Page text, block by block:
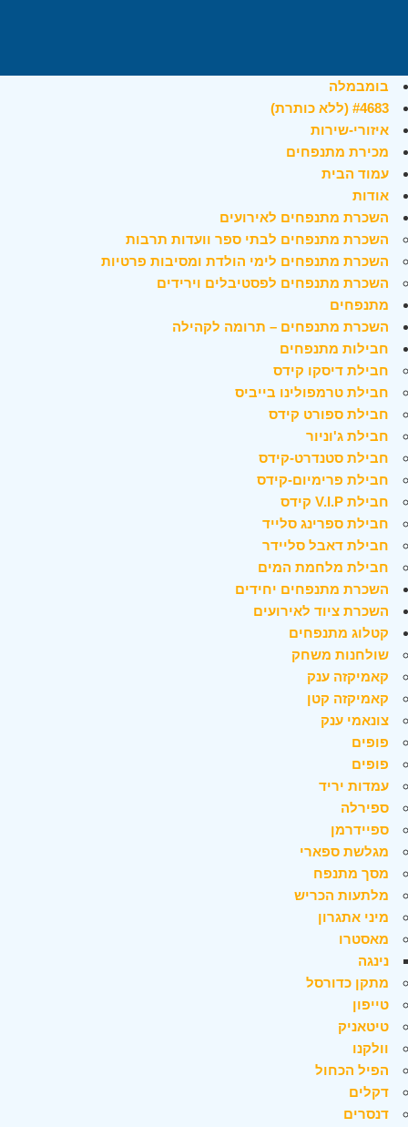
בומבמלה
#4683 (ללא כותרת)
איזורי-שירות
מכירת מתנפחים
עמוד הבית
אודות
השכרת מתנפחים לאירועים
השכרת מתנפחים לבתי ספר וועדות תרבות
השכרת מתנפחים לימי הולדת ומסיבות פרטיות
השכרת מתנפחים לפסטיבלים וירידים
מתנפחים
השכרת מתנפחים – תרומה לקהילה
חבילות מתנפחים
חבילת דיסקו קידס
חבילת טרמפולינו בייביס
חבילת ספורט קידס
חבילת ג'וניור
חבילת סטנדרט-קידס
חבילת פרימיום-קידס
חבילת V.I.P קידס
חבילת ספרינג סלייד
חבילת דאבל סליידר
חבילת מלחמת המים
השכרת מתנפחים יחידים
השכרת ציוד לאירועים
קטלוג מתנפחים
שולחנות משחק
קאמיקזה ענק
קאמיקזה קטן
צונאמי ענק
פופים
פופים
עמדות יריד
ספירלה
ספיידרמן
מגלשת ספארי
מסך מתנפח
מלתעות הכריש
מיני אתגרון
מאסטרו
נינגה
מתקן כדורסל
טייפון
טיטאניק
וולקנו
הפיל הכחול
דקלים
דנסרים